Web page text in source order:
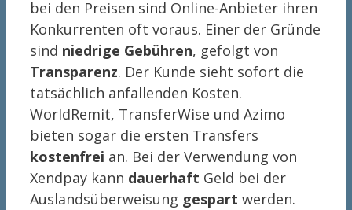
bei den Preisen sind Online-Anbieter ihren
Konkurrenten oft voraus. Einer der Gründe
sind niedrige Gebühren, gefolgt von
Transparenz. Der Kunde sieht sofort die
tatsächlich anfallenden Kosten.
WorldRemit, TransferWise und Azimo
bieten sogar die ersten Transfers
kostenfrei an. Bei der Verwendung von
Xendpay kann dauerhaft Geld bei der
Auslandsüberweisung gespart werden.